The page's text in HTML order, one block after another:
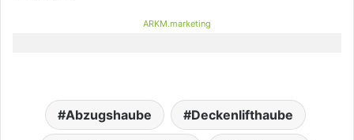
ARKM.marketing
Abzugshaube Deckenlifthaube